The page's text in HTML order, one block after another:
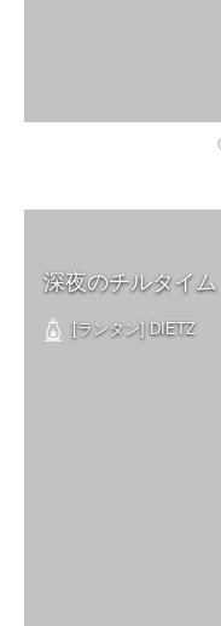
深夜のチルタイム
[ランタン] DIETZ